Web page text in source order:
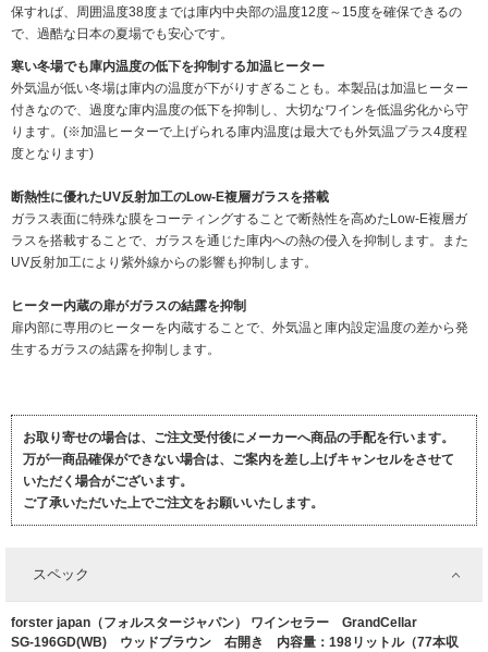
保すれば、周囲温度38度までは庫内中央部の温度12度～15度を確保できるの
で、過酷な日本の夏場でも安心です。
寒い冬場でも庫内温度の低下を抑制する加温ヒーター
外気温が低い冬場は庫内の温度が下がりすぎることも。本製品は加温ヒーター
付きなので、過度な庫内温度の低下を抑制し、大切なワインを低温劣化から守
ります。(※加温ヒーターで上げられる庫内温度は最大でも外気温プラス4度程
度となります)
断熱性に優れたUV反射加工のLow-E複層ガラスを搭載
ガラス表面に特殊な膜をコーティングすることで断熱性を高めたLow-E複層ガ
ラスを搭載することで、ガラスを通じた庫内への熱の侵入を抑制します。また
UV反射加工により紫外線からの影響も抑制します。
ヒーター内蔵の扉がガラスの結露を抑制
扉内部に専用のヒーターを内蔵することで、外気温と庫内設定温度の差から発
生するガラスの結露を抑制します。
お取り寄せの場合は、ご注文受付後にメーカーへ商品の手配を行います。
万が一商品確保ができない場合は、ご案内を差し上げキャンセルをさせて
いただく場合がございます。
ご了承いただいた上でご注文をお願いいたします。
スペック
forster japan（フォルスタージャパン） ワインセラー GrandCellar
SG-196GD(WB) ウッドブラウン 右開き 内容量：198リットル（77本収